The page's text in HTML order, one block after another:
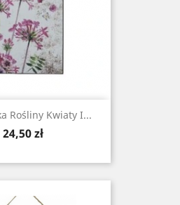
Rośliny Kwiaty I...
Cena
24,50 zł